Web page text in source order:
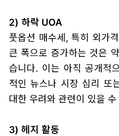
2) 하락 UOA
풋옵션 매수세, 특히 외가
큰 폭으로 증가하는 것은
습니다. 이는 아직 공개적
적인 뉴스나 시장 심리 또
대한 우려와 관련이 있을
3) 헤지 활동